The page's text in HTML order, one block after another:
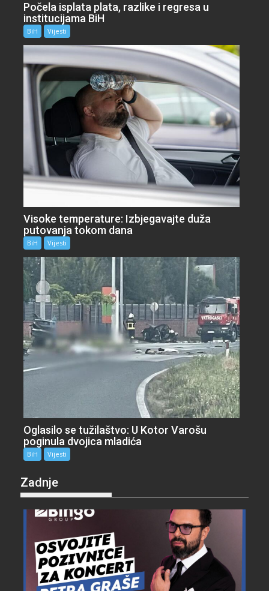
Počela isplata plata, razlike i regresa u
institucijama BiH
BiH Vijesti
Visoke temperature: Izbjegavajte duža
putovanja tokom dana
BiH Vijesti
Oglasilo se tužilaštvo: U Kotor Varošu
poginula dvojica mladića
BiH Vijesti
Zadnje